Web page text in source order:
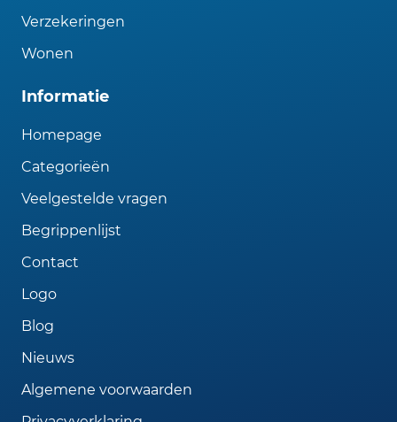
Verzekeringen
Wonen
Informatie
Homepage
Categorieën
Veelgestelde vragen
Begrippenlijst
Contact
Logo
Blog
Nieuws
Algemene voorwaarden